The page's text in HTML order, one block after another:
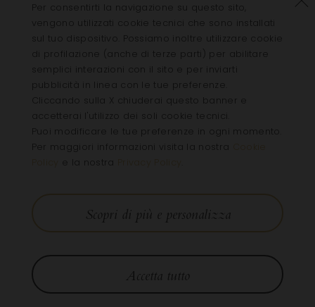
Per consentirti la navigazione su questo sito,
vengono utilizzati cookie tecnici che sono installati
sul tuo dispositivo. Possiamo inoltre utilizzare cookie
di profilazione (anche di terze parti) per abilitare
semplici interazioni con il sito e per inviarti
pubblicità in linea con le tue preferenze.
Cliccando sulla X chiuderai questo banner e
accetterai l'utilizzo dei soli cookie tecnici.
Puoi modificare le tue preferenze in ogni momento.
Per maggiori informazioni visita la nostra
e la nostra
Scopri di più e personalizza
Accetta tutto